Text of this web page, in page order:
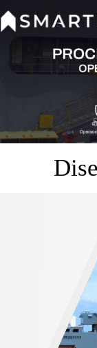
al
contenido